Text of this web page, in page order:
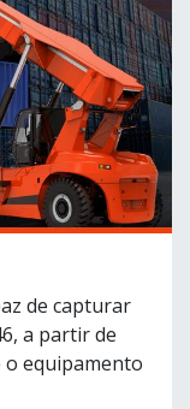
de capturar
a partir de
o equipamento